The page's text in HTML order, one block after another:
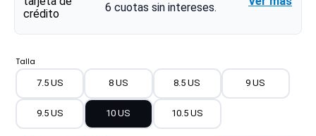
6 cuotas sin intereses.
Talla
7.5 US 8 US 8.5 US 9 US
9.5 US 10 US 10.5 US